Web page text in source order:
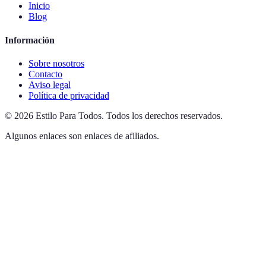
Inicio
Blog
Información
Sobre nosotros
Contacto
Aviso legal
Política de privacidad
© 2026 Estilo Para Todos. Todos los derechos reservados.
Algunos enlaces son enlaces de afiliados.